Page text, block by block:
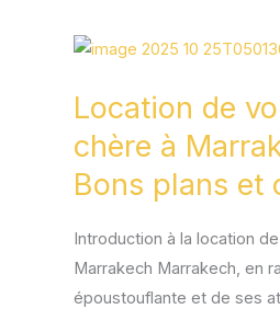
Location de
chère à
Bons plans et
Introduction à la location
Marrakech Marrakech, en
époustouflante et de ses
Location
voiture
pas
à